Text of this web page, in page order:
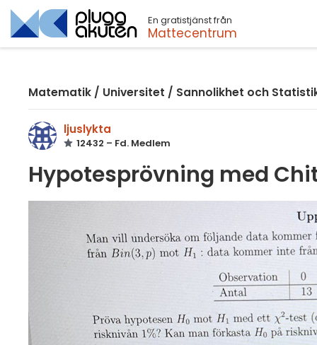
En gratistjänst från
Mattecentrum
Matematik / Universitet / Sannolikhet och
ljuslykta
12432 – Fd. Medlem
Hypotesprövning med
Sök